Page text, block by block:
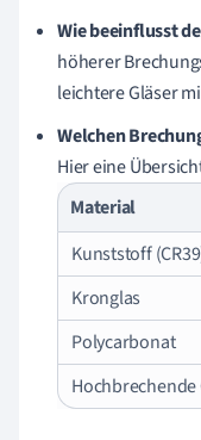
Wie beeinflusst
höherer
leichtere Gläser
Welchen
Hier eine
Material
Kunststoff
Kronglas
Polycarbonat
Hochbrechende